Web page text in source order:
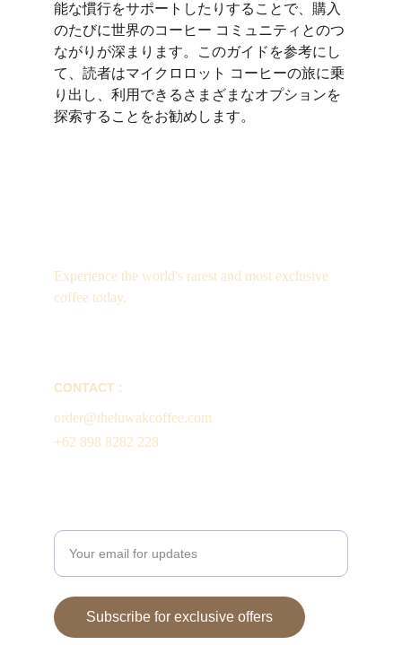
能な慣行をサポートしたりすることで、購入
のたびに世界のコーヒー コミュニティとのつ
ながりが深まります。このガイドを参考にし
て、読者はマイクロロット コーヒーの旅に乗
り出し、利用できるさまざまなオプションを
探索することをお勧めします。
Experience the world's rarest and most exclusive
coffee today.
CONTACT :
order@theluwakcoffee.com
+62 898 8282 228
Subscribe for exclusive offers